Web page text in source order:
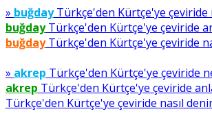
» buğdayTürkçe'den Kürtçe'ye çeviride
buğdayTürkçe'den Kürtçe'ye çeviride
buğdayTürkçe'den Kürtçe'ye çeviride
» akrep Türkçe'den Kürtçe'ye çeviride
akrep Türkçe'den Kürtçe'ye çeviride
Türkçe'den Kürtçe'ye çeviride nasıl